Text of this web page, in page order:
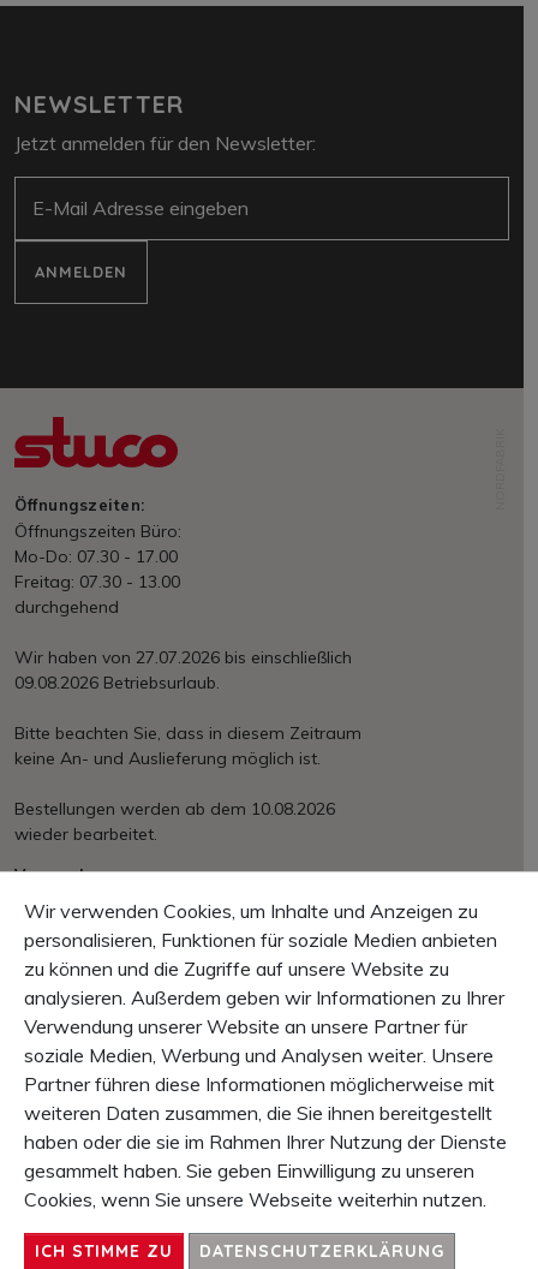
NEWSLETTER
Jetzt anmelden für den Newsletter:
ANMELDEN
Öffnungszeiten:
Öffnungszeiten Büro:
Mo-Do: 07.30 - 17.00
Freitag: 07.30 - 13.00
durchgehend
Wir haben von 27.07.2026 bis einschließlich
09.08.2026 Betriebsurlaub.
Bitte beachten Sie, dass in diesem Zeitraum
keine An- und Auslieferung möglich ist.
Bestellungen werden ab dem 10.08.2026
wieder bearbeitet.
Versand
Ab € 150.– portofrei
International nach Aufwand
Zahlung
Rechnung, Vorkasse, Kreditkarte, PayPal
Garantie
10 Tage Rückgaberecht
1 Jahr Produkt-Garantie
KONTAKT
INHALT
SERVICE & INFOS
UNTERNEHMEN
Wir verwenden Cookies, um Inhalte und Anzeigen zu
personalisieren, Funktionen für soziale Medien anbieten
zu können und die Zugriffe auf unsere Website zu
analysieren. Außerdem geben wir Informationen zu Ihrer
Verwendung unserer Website an unsere Partner für
soziale Medien, Werbung und Analysen weiter. Unsere
Partner führen diese Informationen möglicherweise mit
weiteren Daten zusammen, die Sie ihnen bereitgestellt
haben oder die sie im Rahmen Ihrer Nutzung der Dienste
gesammelt haben. Sie geben Einwilligung zu unseren
Cookies, wenn Sie unsere Webseite weiterhin nutzen.
ICH STIMME ZU DATENSCHUTZERKLÄRUNG